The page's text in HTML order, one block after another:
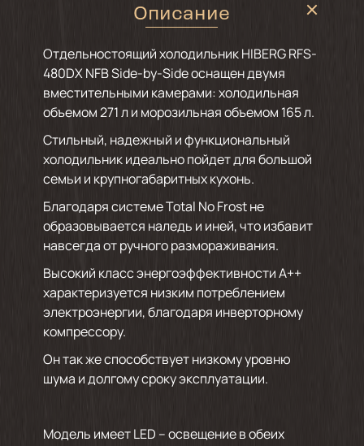
Описание
Отдельностоящий холодильник HIBERG RFS-
480DX NFB Side-by-Side оснащен двумя
вместительными камерами: холодильная
объемом 271 л и морозильная объемом 165 л.
Стильный, надежный и функциональный
холодильник идеально пойдет для большой
семьи и крупногабаритных кухонь.
Благодаря системе Total No Frost не
образовывается наледь и иней, что избавит
навсегда от ручного размораживания.
Высокий класс энергоэффективности А++
характеризуется низким потреблением
электроэнергии, благодаря инверторному
компрессору.
Он так же способствует низкому уровню
шума и долгому сроку эксплуатации.
Модель имеет LED – освещение в обеих